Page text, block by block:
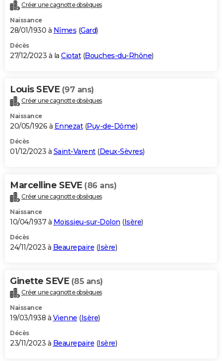
Créer une cagnotte obsèques
Naissance
28/01/1930 à Nîmes (Gard)
Décès
27/12/2023 à la Ciotat(Bouches-du-Rhône)
Louis SEVE (97 ans)
Créer une cagnotte obsèques
Naissance
20/05/1926 à Ennezat(Puy-de-Dôme)
Décès
01/12/2023 à Saint-Varent(Deux-Sèvres)
Marcelline SEVE (86 ans)
Créer une cagnotte obsèques
Naissance
10/04/1937 à Moissieu-sur-Dolon (Isère)
Décès
24/11/2023 à Beaurepaire (Isère)
Ginette SEVE (85 ans)
Créer une cagnotte obsèques
Naissance
19/03/1938 à Vienne (Isère)
Décès
23/11/2023 à Beaurepaire (Isère)